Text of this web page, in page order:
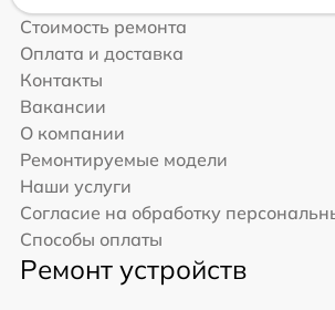
Стоимость ремонта
Оплата и доставка
Контакты
Вакансии
О компании
Ремонтируемые модели
Наши услуги
Согласие на обработку
Способы оплаты
Ремонт устройств